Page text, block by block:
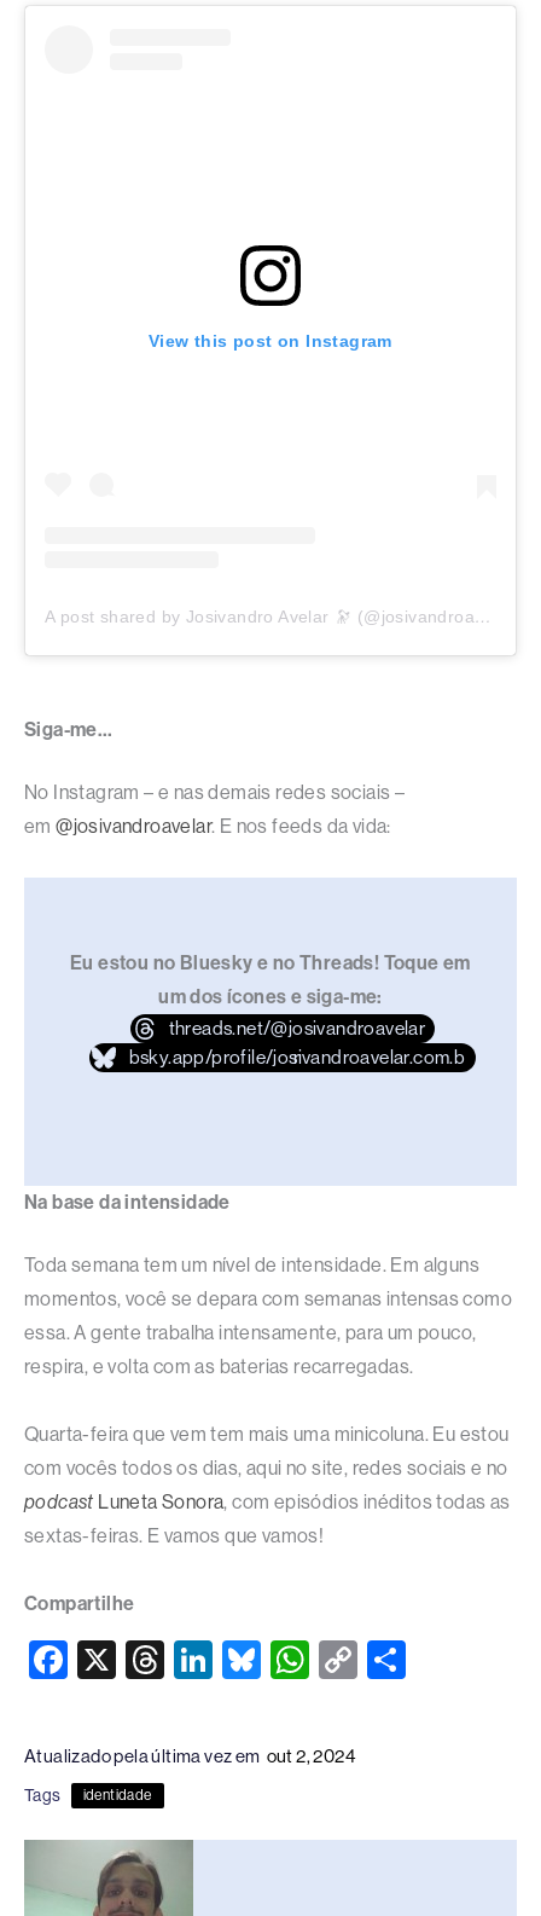
View this post on Instagram
A post shared by Josivandro Avelar 🔭 (@josivandroavelar)
Siga-me…
No Instagram – e nas demais redes sociais –
em@josivandroavelar. E nos feeds da vida:
Eu estou no Bluesky e no Threads! Toque em
um dos ícones e siga-me:
threads.net/@josivandroavelar
bsky.app/profile/josivandroavelar.com.br
Na base da intensidade
Toda semana tem um nível de intensidade. Em alguns
momentos, você se depara com semanas intensas como
essa. A gente trabalha intensamente, para um pouco,
respira, e volta com as baterias recarregadas.
Quarta-feira que vem tem mais uma minicoluna. Eu estou
com vocês todos os dias, aqui no site, redes sociais e no
podcast Luneta Sonora, com episódios inéditos todas as
sextas-feiras. E vamos que vamos!
Compartilhe
F
e
b
o
o
X
T
a
s
Li
e
n
Bl
sk
W
s
p
C
n
Atualizado pela última vez em out 2, 2024
Tags identidade